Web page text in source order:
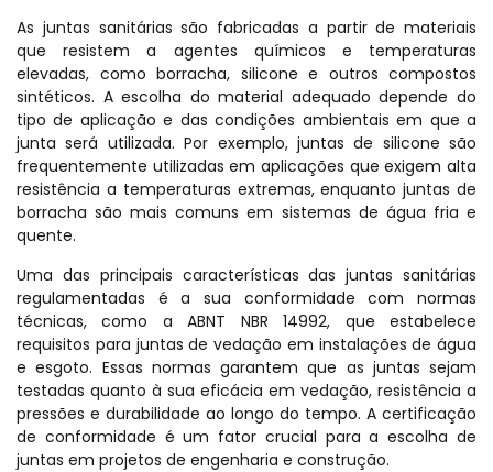
As juntas sanitárias são fabricadas a partir de materiais
que resistem a agentes químicos e temperaturas
elevadas, como borracha, silicone e outros compostos
sintéticos. A escolha do material adequado depende do
tipo de aplicação e das condições ambientais em que a
junta será utilizada. Por exemplo, juntas de silicone são
frequentemente utilizadas em aplicações que exigem alta
resistência a temperaturas extremas, enquanto juntas de
borracha são mais comuns em sistemas de água fria e
quente.
Uma das principais características das juntas sanitárias
regulamentadas é a sua conformidade com normas
técnicas, como a ABNT NBR 14992, que estabelece
requisitos para juntas de vedação em instalações de água
e esgoto. Essas normas garantem que as juntas sejam
testadas quanto à sua eficácia em vedação, resistência a
pressões e durabilidade ao longo do tempo. A certificação
de conformidade é um fator crucial para a escolha de
juntas em projetos de engenharia e construção.